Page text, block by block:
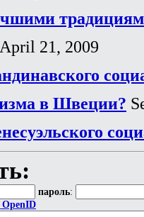
April 21, 2009
в Швеции?
пароль:
OpenID